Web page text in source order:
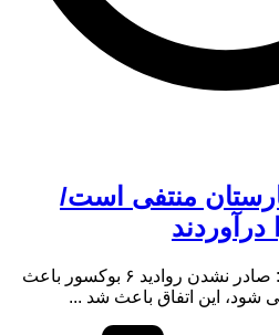
منتفی است/
رئیس فدراسیون بوکس گفت: صادر نشدن روادید ۶ بوکسور باعث
شود، این اتفاق باعث شد ...